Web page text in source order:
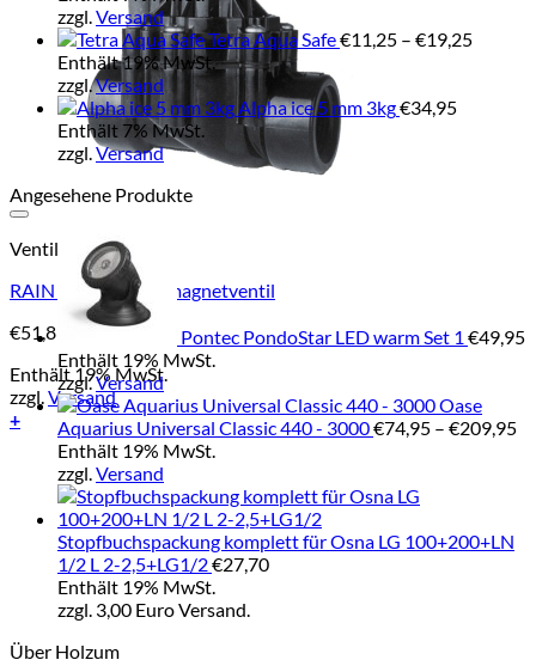
Ventile
RAIN BIRD Elektromagnetventil
€51,85
Enthält 19% MwSt.
zzgl. Versand
+
Dieses
Produkt
mehrere
Varianten
Optionen
können
auf
zzgl.Versand
Tetra Aqua Safe€11,25 – €19,25
Enthält 19% MwSt.
zzgl.Versand
Alpha ice 5 mm 3kg€34,95
Enthält 7% MwSt.
zzgl.Versand
Angesehene Produkte
Pontec PondoStar LED warm Set 1 €49,95
Enthält 19% MwSt.
zzgl.Versand
Oase
Aquarius Universal Classic 440 - 3000€74,95 – €209,95
Enthält 19% MwSt.
zzgl.Versand
Stopfbuchspackung komplett für Osna LG 100+200+LN
1/2 L 2-2,5+LG1/2€27,70
Enthält 19% MwSt.
zzgl. 3,00 Euro Versand.
Über Holzum